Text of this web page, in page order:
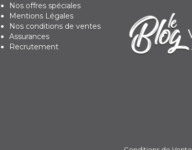
Nos offres spéciales
Mentions Légales
Nos conditions de ventes
Assurances
Recrutement